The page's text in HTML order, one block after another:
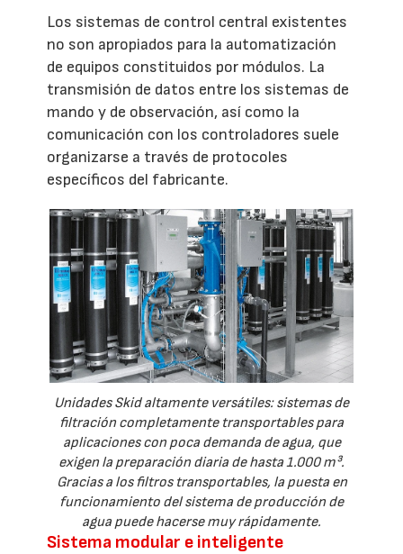
Los sistemas de control central existentes
no son apropiados para la automatización
de equipos constituidos por módulos. La
transmisión de datos entre los sistemas de
mando y de observación, así como la
comunicación con los controladores suele
organizarse a través de protocoles
específicos del fabricante.
Unidades Skid altamente versátiles: sistemas de
filtración completamente transportables para
aplicaciones con poca demanda de agua, que
exigen la preparación diaria de hasta 1.000 m³.
Gracias a los filtros transportables, la puesta en
funcionamiento del sistema de producción de
agua puede hacerse muy rápidamente.
Sistema modular e inteligente